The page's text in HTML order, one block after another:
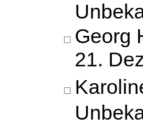
Georg
21.